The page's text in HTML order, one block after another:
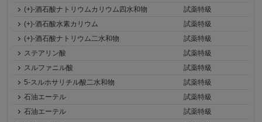
(+)-酒石酸ナトリウムカリウム四水和物
試薬特級
(+)-酒石酸水素カリウム
試薬特級
(+)-酒石酸ナトリウム二水和物
試薬特級
ステアリン酸
試薬特級
スルファニル酸
試薬特級
5-スルホサリチル酸二水和物
試薬特級
石油エーテル
試薬特級
石油エーテル
試薬特級